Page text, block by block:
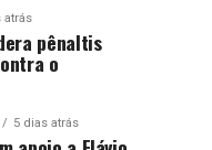
atrás
pênaltis
o
5 dias atrás